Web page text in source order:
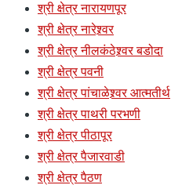
श्री क्षेत्र नारायणपूर
श्री क्षेत्र नारेश्र्वर
श्री क्षेत्र नीलकंठेश्र्वर बडोदा
श्री क्षेत्र पवनी
श्री क्षेत्र पांचाळेश्र्वर आत्मतीर्थ
श्री क्षेत्र पाथरी परभणी
श्री क्षेत्र पीठापूर
श्री क्षेत्र पैजारवाडी
श्री क्षेत्र पैठण